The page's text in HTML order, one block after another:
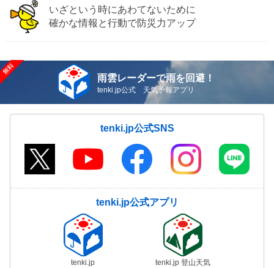
いざという時にあわてないために
確かな情報と行動で防災力アップ
雨雲レーダーで雨を回避！
tenki.jp公式 天気予報アプリ
tenki.jp公式SNS
tenki.jp公式アプリ
tenki.jp tenki.jp 登山天気